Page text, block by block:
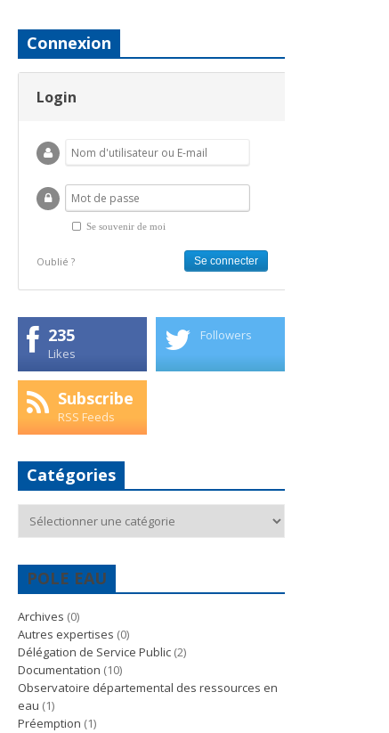
Connexion
Login
Se souvenir de moi
Oublié ?
235
Likes
Followers
Subscribe
RSS Feeds
Catégories
POLE EAU
Archives (0)
Autres expertises (0)
Délégation de Service Public (2)
Documentation (10)
Observatoire départemental des ressources en
eau (1)
Préemption (1)